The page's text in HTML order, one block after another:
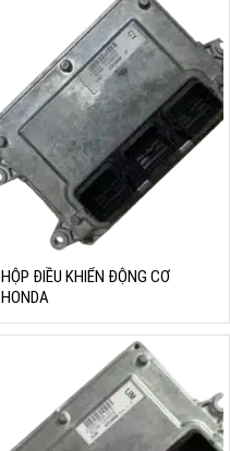
HỘP ĐIỀU KHIỂN ĐỘNG CƠ
HONDA